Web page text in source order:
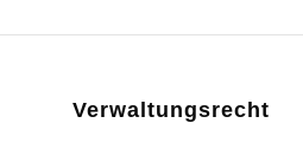
Verwaltungsrecht